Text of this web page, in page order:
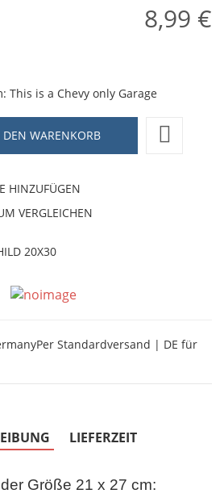
8,99 €
This is a Chevy only Garage
HINZUFÜGEN
VERGLEICHEN
20X30
Per Standardversand | DE für
LIEFERZEIT
Größe 21 x 27 cm: